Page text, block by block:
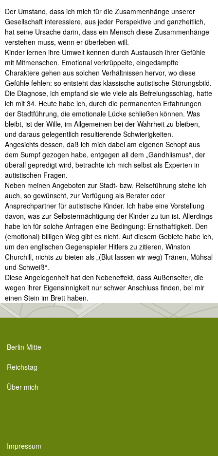
Der Umstand, dass ich mich für die Zusammenhänge unserer
Gesellschaft interessiere, aus jeder Perspektive und ganzheitlich,
hat seine Ursache darin, dass ein Mensch diese Zusammenhänge
verstehen muss, wenn er überleben will.
Kinder lernen ihre Umwelt kennen durch Austausch ihrer Gefühle
mit Mitmenschen. Emotional verkrüppelte, eingedampfte
Charaktere gehen aus solchen Verhältnissen hervor, wo diese
Gefühle fehlen: so entsteht das klassische autistische Störungsbild.
Die Diagnose, ich empfand sie wie viele als Befreiungsschlag, hatte
ich mit 34. Heute habe ich, durch die permanenten Erfahrungen
der Stadtführung, die emotionale Lücke schließen können. Was
bleibt, ist der Wille, im Allgemeinen bei der Wahrheit zu bleiben,
und daraus gelegentlich resultierende Schwierigkeiten.
Angesichts dessen, daß ich mich dabei am eigenen Schopf aus
dem Sumpf gezogen habe, entgegen all dem „Gandhiismus“, der
überall gepredigt wird, betrachte ich mich selbst als Experten in
autistischen Fragen.
Neben meinen Angeboten zur Stadt- bzw. Reiseführung stehe ich
auch, so gewünscht, zur Verfügung als Berater oder
Ansprechpartner für autistische Kinder. Ich habe eine Vorstellung
davon, was zur Selbstermächtigung der Kinder zu tun ist. Allerdings
habe ich für solche Anfragen eine Bedingung: Ernsthaftigkeit. Den
(emotional) billigen Weg gibt es nicht. Auf diesem Gebiete habe ich,
um den englischen Gegenspieler Hitlers zu zitieren, Winston
Churchill, nichts zu bieten als „(Blut lassen wir weg) Tränen, Mühsal
und Schweiß“.
Diese Angelegenheit hat den Nebeneffekt, dass Außenseiter, die
wegen ihrer Eigensinnigkeit nur schwer Anschluss finden, bei mir
einen Stein im Brett haben.
Berlin Mitte
Reichstag
Über mich
Impressum